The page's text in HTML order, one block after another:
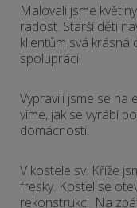
Malovali jsme
radost. Starší děti
klientům svá
spolupráci.
Vypravili jsme se na
víme, jak se vyrábí
domácnosti.
V kostele sv. Kříže
fresky. Kostel se
rekonstrukci. Na